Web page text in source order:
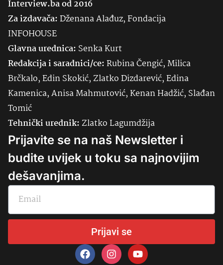
Interview.ba od 2016
Za izdavača:Dženana Alađuz, Fondacija
INFOHOUSE
Glavna urednica: SenkaKurt
Redakcija i saradnici/ce:Rubina Čengić, Milica
Brčkalo, Edin Skokić, Zlatko Dizdarević, Edina
Kamenica, Anisa Mahmutović, Kenan Hadžić, Slađan
Tomić
Tehnički urednik:Zlatko Lagumdžija
Prijavite se na naš Newsletter i
budite uvijek u toku sa najnovijim
dešavanjima.
Prijavi se